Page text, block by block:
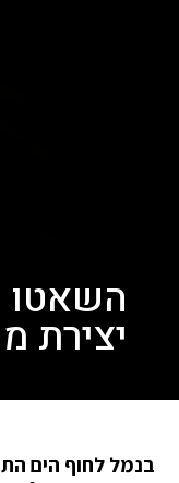
השאטו
יצירת